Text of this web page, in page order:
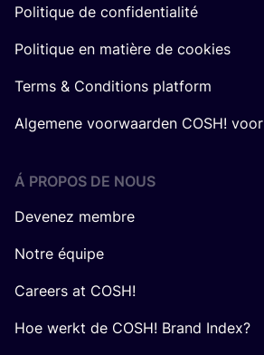
Politique de confidentialité
Politique en matière de cookies
Terms & Conditions platform
Algemene voorwaarden COSH!
Á PROPOS DE NOUS
Devenez membre
Notre équipe
Careers at COSH!
Hoe werkt de COSH! Brand Index?